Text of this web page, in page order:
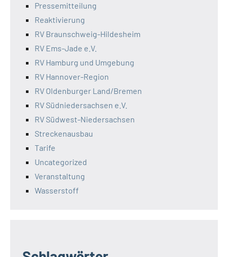
Pressemitteilung
Reaktivierung
RV Braunschweig-Hildesheim
RV Ems-Jade e.V.
RV Hamburg und Umgebung
RV Hannover-Region
RV Oldenburger Land/Bremen
RV Südniedersachsen e.V.
RV Südwest-Niedersachsen
Streckenausbau
Tarife
Uncategorized
Veranstaltung
Wasserstoff